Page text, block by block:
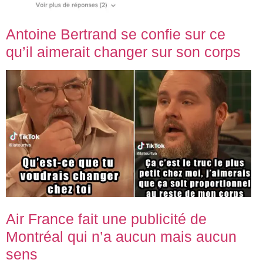
Antoine Bertrand se confie sur ce
qu’il aimerait changer sur son corps
Air France fait une publicité de
Montréal qui n’a aucun mais aucun
sens